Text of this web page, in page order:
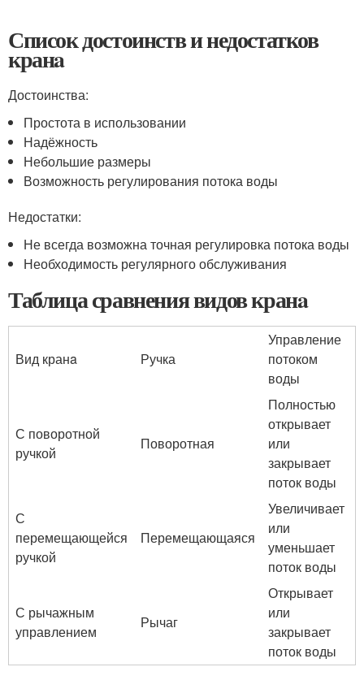
Список достоинств и недостатков
кранa
Достоинства:
Простота в использовании
Надёжность
Небольшие размеры
Возможность регулирования потока воды
Недостатки:
Не всегда возможна точная регулировка потока воды
Необходимость регулярного обслуживания
Таблица сравнения видов кранa
Вид кранa Ручка
Управление
потоком
воды
С поворотной
ручкой
Поворотная
Полностью
открывает
или
закрывает
поток воды
С
перемещающейся
ручкой
Перемещающаяся
Увеличивает
или
уменьшает
поток воды
С рычажным
управлением
Рычаг
Открывает
или
закрывает
поток воды